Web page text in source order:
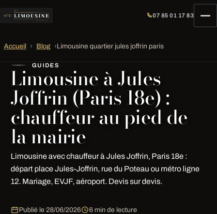
07 85 01 17 83
Accueil › Blog ›Limousine quartier jules joffrin paris
GUIDES
Limousine à Jules
Joffrin (Paris 18e) :
chauffeur au pied de
la mairie
Limousine avec chauffeur à Jules Joffrin, Paris 18e :
départ place Jules-Joffrin, rue du Poteau ou métro ligne
12. Mariage, EVJF, aéroport. Devis sur devis.
Publié le 28/06/2026 6 min de lecture